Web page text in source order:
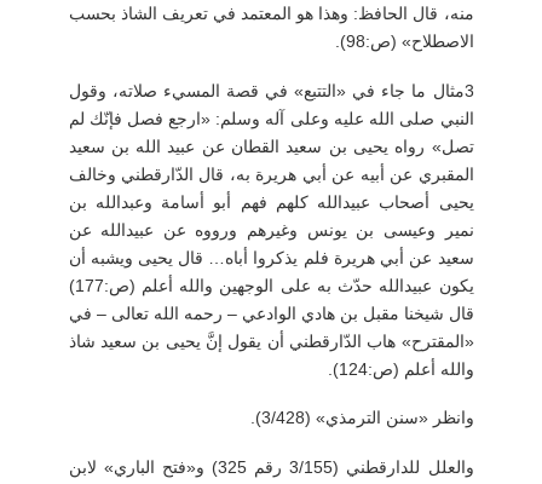
منه، قال الحافظ: وهذا هو المعتمد في تعريف الشاذ بحسب
الاصطلاح» (ص:98).
3مثال ما جاء في «التتبع» في قصة المسيء صلاته، وقول
النبي صلى الله عليه وعلى آله وسلم: «ارجع فصل فإنّك لم
تصل» رواه يحيى بن سعيد القطان عن عبيد الله بن سعيد
المقبري عن أبيه عن أبي هريرة به، قال الدّارقطني وخالف
يحيى أصحاب عبيدالله كلهم فهم أبو أسامة وعبدالله بن
نمير وعيسى بن يونس وغيرهم ورووه عن عبيدالله عن
سعيد عن أبي هريرة فلم يذكروا أباه… قال يحيى ويشبه أن
يكون عبيدالله حدّث به على الوجهين والله أعلم (ص:177)
قال شيخنا مقبل بن هادي الوادعي– رحمه الله تعالى– في
«المقترح» هاب الدّارقطني أن يقول إنَّ يحيى بن سعيد شاذ
والله أعلم (ص:124).
وانظر «سنن الترمذي» (3/428).
والعلل للدارقطني (3/155 رقم 325) و«فتح الباري» لابن